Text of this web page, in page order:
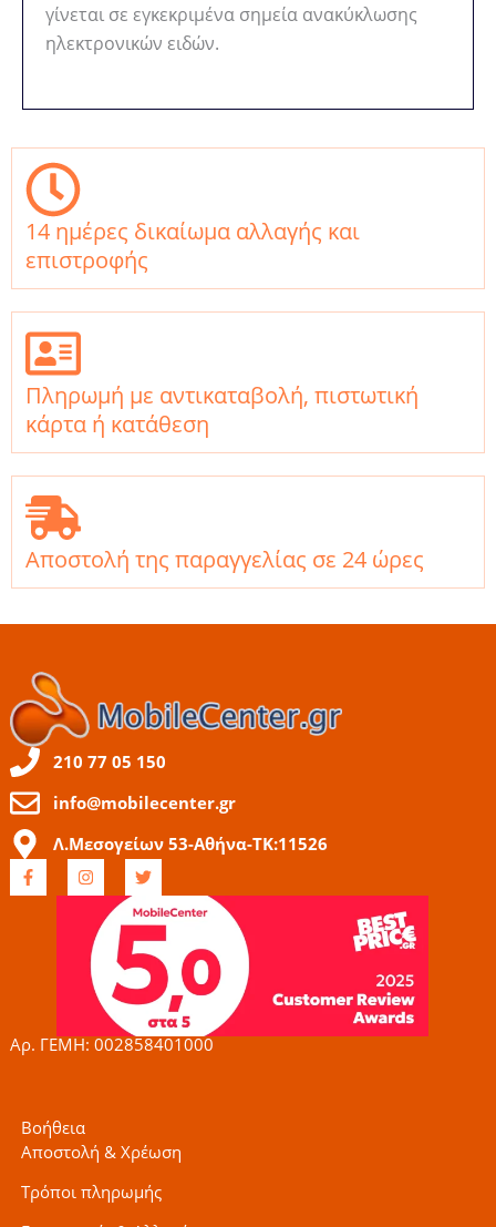
γίνεται σε εγκεκριμένα σημεία ανακύκλωσης
ηλεκτρονικών ειδών.
14 ημέρες δικαίωμα αλλαγής και
επιστροφής
Πληρωμή με αντικαταβολή, πιστωτική
κάρτα ή κατάθεση
Αποστολή της παραγγελίας σε 24 ώρες
210 77 05 150
info@mobilecenter.gr
Λ.Μεσογείων 53-Αθήνα-ΤΚ:11526
F
a
c
I
n
s
g
r
a
m
T
w
t
t
e
r
Αρ. ΓΕΜΗ: 002858401000
Βοήθεια
Αποστολή & Χρέωση
Τρόποι πληρωμής